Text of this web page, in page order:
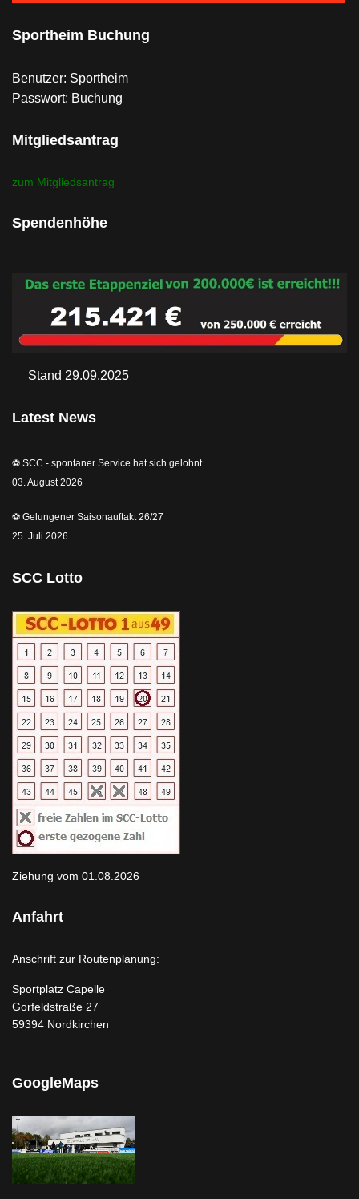
Sportheim Buchung
Benutzer: Sportheim
Passwort: Buchung
Mitgliedsantrag
zum Mitgliedsantrag
Spendenhöhe
Stand 29.09.2025
Latest News
⚽️ SCC - spontaner Service hat sich gelohnt
03. August 2026
⚽️ Gelungener Saisonauftakt 26/27
25. Juli 2026
SCC Lotto
Ziehung vom 01.08.2026
Anfahrt
Anschrift zur Routenplanung:
Sportplatz Capelle
Gorfeldstraße 27
59394 Nordkirchen
GoogleMaps